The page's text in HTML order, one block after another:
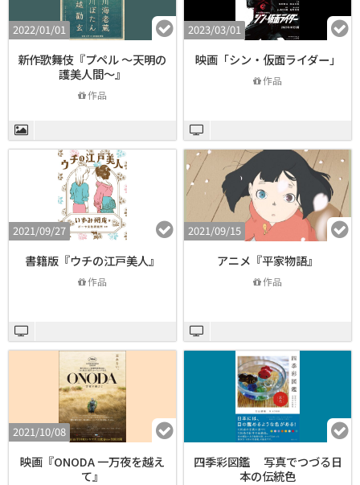
2022/01/01
新作歌舞伎『プペル ～天明の
護美人間～』
作品
2023/03/01
映画「シン・仮面ライダー」
作品
2021/09/27
書籍版『ウチの江戸美人』
作品
2021/09/15
アニメ『平家物語』
作品
2021/10/08
映画『ONODA 一万夜を越え
て』
四季彩図鑑 写真でつづる日
本の伝統色